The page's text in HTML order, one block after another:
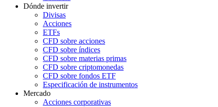
Dónde invertir
Divisas
Acciones
ETFs
CFD sobre acciones
CFD sobre índices
CFD sobre materias primas
CFD sobre criptomonedas
CFD sobre fondos ETF
Especificación de instrumentos
Mercado
Acciones corporativas